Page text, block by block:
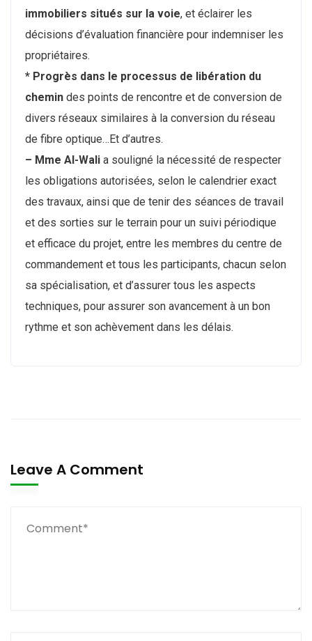
immobiliers situés sur la voie, et éclairer les
décisions d’évaluation financière pour indemniser les
propriétaires.
* Progrès dans le processus de libération du
chemin des points de rencontre et de conversion de
divers réseaux similaires à la conversion du réseau
de fibre optique…Et d’autres.
– Mme Al-Wali a souligné la nécessité de respecter
les obligations autorisées, selon le calendrier exact
des travaux, ainsi que de tenir des séances de travail
et des sorties sur le terrain pour un suivi périodique
et efficace du projet, entre les membres du centre de
commandement et tous les participants, chacun selon
sa spécialisation, et d’assurer tous les aspects
techniques, pour assurer son avancement à un bon
rythme et son achèvement dans les délais.
Leave A Comment